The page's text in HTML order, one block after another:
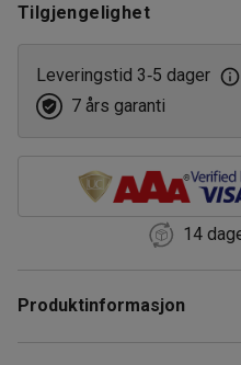
Tilgjengelighet
Leveringstid 3‑5 dager
7 års garanti
14
Produktinformasjon